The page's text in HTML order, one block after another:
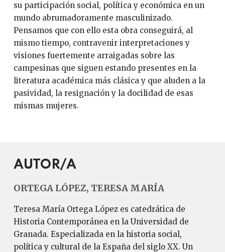
su participación social, política y económica en un
mundo abrumadoramente masculinizado.
Pensamos que con ello esta obra conseguirá, al
mismo tiempo, contravenir interpretaciones y
visiones fuertemente arraigadas sobre las
campesinas que siguen estando presentes en la
literatura académica más clásica y que aluden a la
pasividad, la resignación y la docilidad de esas
mismas mujeres.
AUTOR/A
ORTEGA LÓPEZ, TERESA MARÍA
Teresa María Ortega López es catedrática de
Historia Contemporánea en la Universidad de
Granada. Especializada en la historia social,
política y cultural de la España del siglo XX. Un